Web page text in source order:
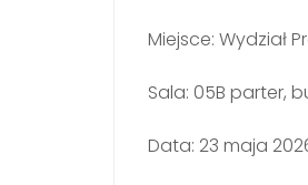
Miejsce: Wydział
Sala: 05B parter,
Data: 23 maja